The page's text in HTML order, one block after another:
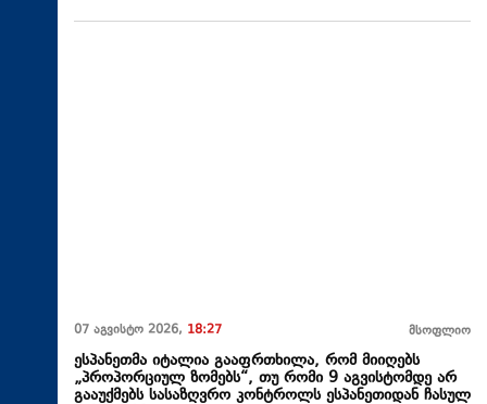
07 აგვისტო 2026, 18:27 მსოფლიო
ესპანეთმა იტალია გააფრთხილა, რომ მიიღებს
„პროპორციულ ზომებს“, თუ რომი 9 აგვისტომდე არ
გააუქმებს სასაზღვრო კონტროლს ესპანეთიდან ჩასულ